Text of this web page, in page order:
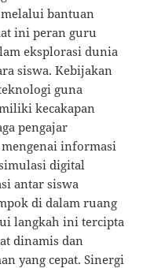
bantuan
ini peran guru
eksplorasi dunia
siswa. Kebijakan
guna
kecakapan
pengajar
informasi
digital
antar siswa
di dalam ruang
langkah ini tercipta
dinamis dan
yang cepat. Sinergi